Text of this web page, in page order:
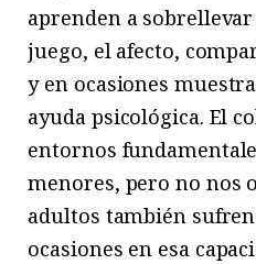
aprenden a
juego, el afecto,
y en ocasiones
ayuda psicológica. El
entornos
menores, pero no nos
adultos también
ocasiones en esa